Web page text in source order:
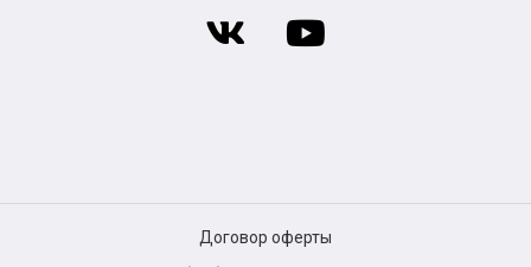
Договор оферты